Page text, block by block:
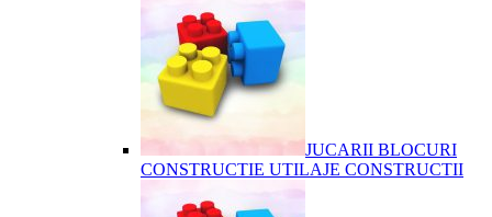
JUCARII BLOCURI
CONSTRUCTIE UTILAJE CONSTRUCTII